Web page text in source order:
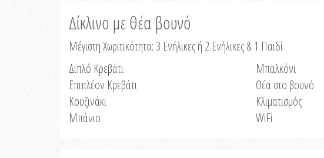
Δίκλινο με θέα βουνό
Μέγιστη Χωριτικότητα: 3 Ενήλικες ή 2 Ενήλικες & 1 Παιδί
Διπλό Κρεβάτι
Επιπλέον Κρεβάτι
Κουζινάκι
Μπάνιο
Μπαλκόνι
Θέα στο βουνό
Κλιματισμός
WiFi